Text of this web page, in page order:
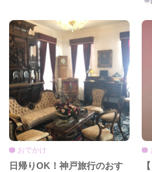
おでかけ
日帰りOK！神戸旅行のおす